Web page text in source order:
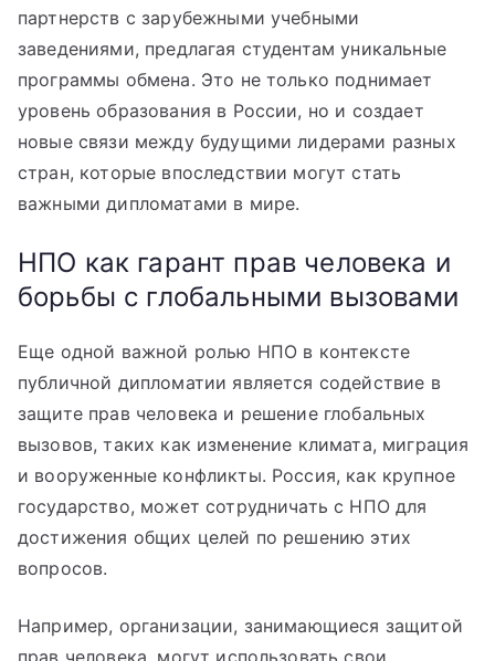
партнерств с зарубежными учебными
заведениями, предлагая студентам уникальные
программы обмена. Это не только поднимает
уровень образования в России, но и создает
новые связи между будущими лидерами разных
стран, которые впоследствии могут стать
важными дипломатами в мире.
НПО как гарант прав человека и
борьбы с глобальными вызовами
Еще одной важной ролью НПО в контексте
публичной дипломатии является содействие в
защите прав человека и решение глобальных
вызовов, таких как изменение климата, миграция
и вооруженные конфликты. Россия, как крупное
государство, может сотрудничать с НПО для
достижения общих целей по решению этих
вопросов.
Например, организации, занимающиеся защитой